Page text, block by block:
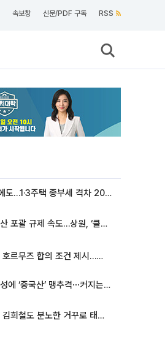
속보창 신문/PDF 구독 RSS
종부세 개편에도…1·3주택 종부세 격차 2028년부터 확대
미국, 가상자산 포괄 규제 속도…상원, ‘클래리티법’ 9월 절차투표 추진
이란, 미국에 호르무즈 합의 조건 제시…美 “경기 아직 안 끝나” [종합]
맥북 품은 삼성에 ‘중국산’ 맹추격⋯커지는 노트북 OLED 시장
서경덕 교수, 김희철도 분노한 거꾸로 태극기⋯"엉터리는 아냐, 아쉬울 뿐"